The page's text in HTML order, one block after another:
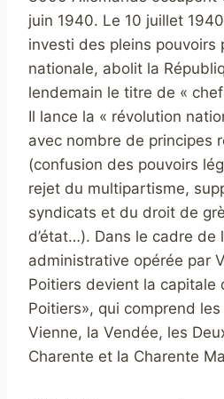
juin 1940. Le 10 juillet
investi des pleins pouvoirs
nationale, abolit la
lendemain le titre de «
Il lance la « révolution
avec nombre de principes
(confusion des pouvoirs
rejet du multipartisme,
syndicats et du droit de
d’état…). Dans le cadre de
administrative opérée par
Poitiers devient la capitale
Poitiers», qui comprend
Vienne, la Vendée, les
Charente et la Charente